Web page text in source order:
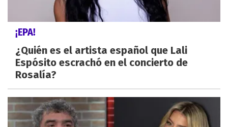
¡EPA!
¿Quién es el artista español que Lali
Espósito escrachó en el concierto de
Rosalía?